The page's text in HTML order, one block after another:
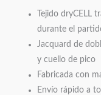
Tejido dryCELL
durante el
Jacquard de
y cuello de pico
Fabricada con
Envío rápido a